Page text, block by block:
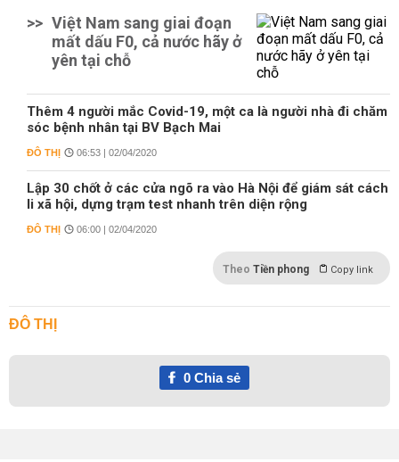
>> Việt Nam sang giai đoạn
mất dấu F0, cả nước hãy ở
yên tại chỗ
Thêm 4 người mắc Covid-19, một ca là người nhà đi chăm
sóc bệnh nhân tại BV Bạch Mai
ĐÔ THỊ 06:53 | 02/04/2020
Lập 30 chốt ở các cửa ngõ ra vào Hà Nội để giám sát cách
li xã hội, dựng trạm test nhanh trên diện rộng
ĐÔ THỊ 06:00 | 02/04/2020
Theo Tiền phong Copy link
ĐÔ THỊ
0Chia sẻ